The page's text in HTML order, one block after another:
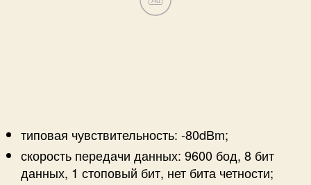
типовая чувствительность: -80dBm;
скорость передачи данных: 9600 бод, 8 бит
данных, 1 стоповый бит, нет бита четности;